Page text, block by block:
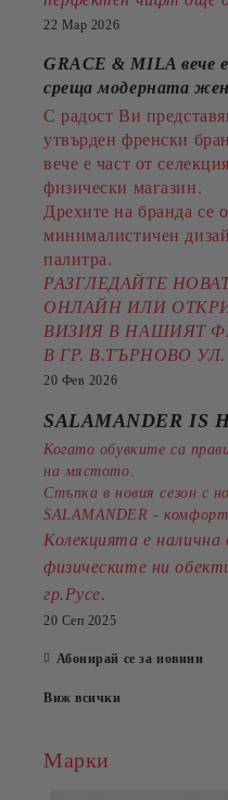
22 Мар 2026
GRACE & MILA вече
среща модерната
С радост Ви
утвърден френски
вече е част от
физически магазин.
Дрехите на бранда се
минималистичен
палитра.
РАЗГЛЕДАЙТЕ
ОНЛАЙН ИЛИ
ВИЗИЯ В НАШИЯТ
В ГР. В.ТЪРНОВО
20 Фев 2026
SALAMANDER IS
Когато обувките са
на мястото.
Стъпка в новия сезон с
SALAMANDER -
Колекцията е налична
физическите ни
гр.Русе.
20 Сеп 2025
Абонирай се за новини
Виж всички
Марки